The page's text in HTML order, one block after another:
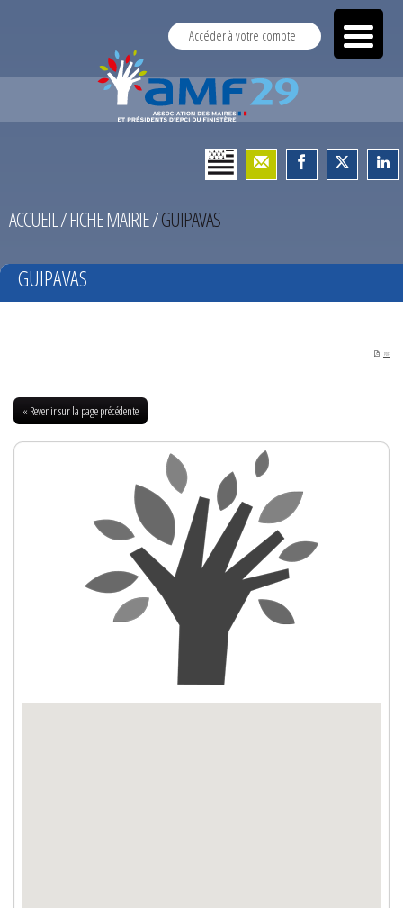
Accéder à votre compte
ACCUEIL/FICHE MAIRIE/GUIPAVAS
GUIPAVAS
PDF
« Revenir sur la page précédente